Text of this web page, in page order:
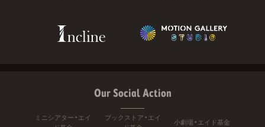
Our Social Action
ミニシアター・エイ
ブックストア・エイ
小劇場・エイド基金